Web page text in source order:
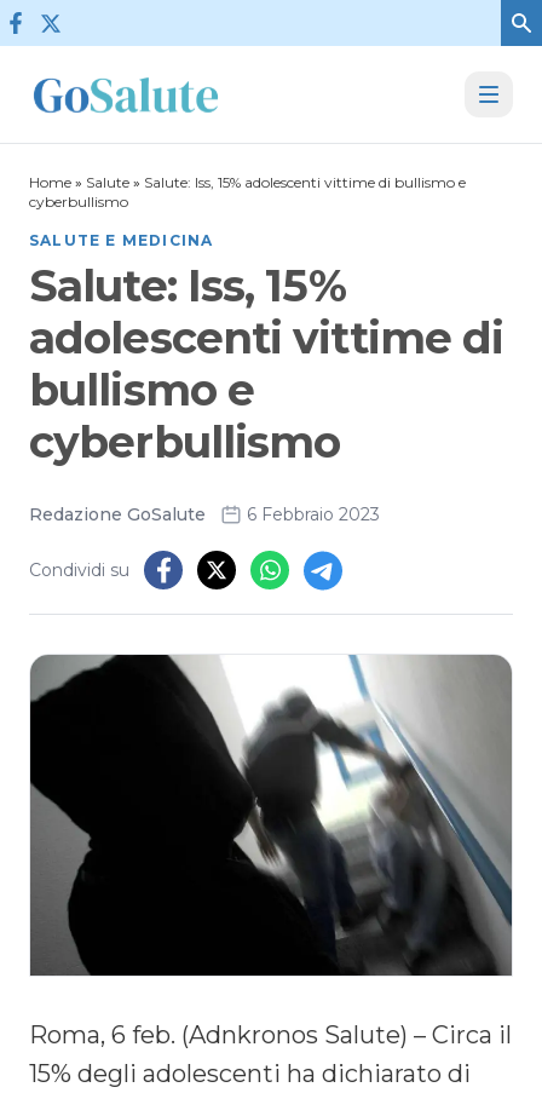
Vai al contenuto
Home » Salute » Salute: Iss, 15% adolescenti vittime di bullismo e
cyberbullismo
SALUTE E MEDICINA
Salute: Iss, 15%
adolescenti vittime di
bullismo e
cyberbullismo
Redazione GoSalute 6 Febbraio 2023
Condividi su
Roma, 6 feb. (Adnkronos Salute) – Circa il
15% degli adolescenti ha dichiarato di